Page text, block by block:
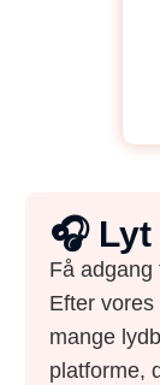
🎧
Få
Efter
mange
platforme,